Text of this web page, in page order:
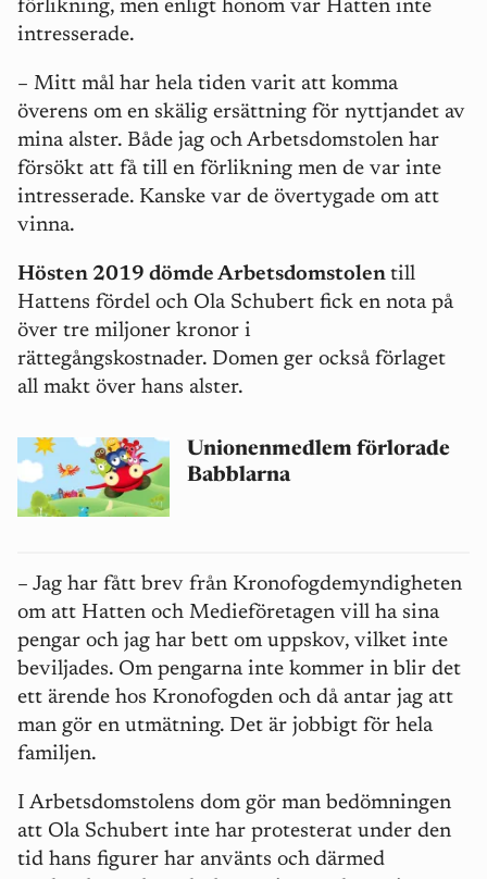
förlikning, men enligt honom var Hatten inte
intresserade.
– Mitt mål har hela tiden varit att komma
överens om en skälig ersättning för nyttjandet av
mina alster. Både jag och Arbetsdomstolen har
försökt att få till en förlikning men de var inte
intresserade. Kanske var de övertygade om att
vinna.
Hösten 2019 dömde Arbetsdomstolen till
Hattens fördel och Ola Schubert fick en nota på
över tre miljoner kronor i
rättegångskostnader. Domen ger också förlaget
all makt över hans alster.
Unionenmedlem förlorade
Babblarna
– Jag har fått brev från Kronofogdemyndigheten
om att Hatten och Medieföretagen vill ha sina
pengar och jag har bett om uppskov, vilket inte
beviljades. Om pengarna inte kommer in blir det
ett ärende hos Kronofogden och då antar jag att
man gör en utmätning. Det är jobbigt för hela
familjen.
I Arbetsdomstolens dom gör man bedömningen
att Ola Schubert inte har protesterat under den
tid hans figurer har använts och därmed